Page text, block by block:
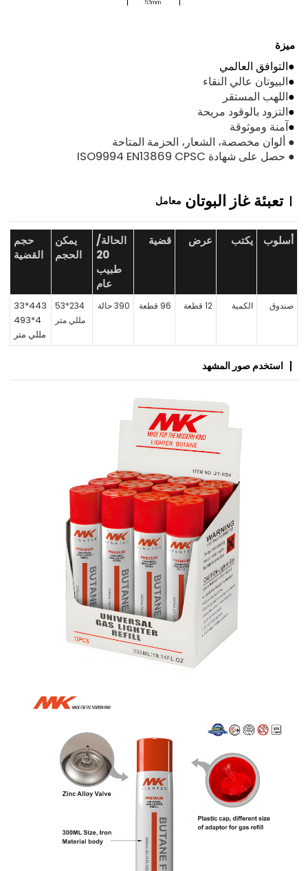
ميزة
●التوافق العالمي
●البيوتان عالي النقاء
●اللهب المستقر
●التزود بالوقود مريحة
●آمنة وموثوقة
● ألوان مخصصة، الشعار، الحزمة المتاحة
● حصل على شهادة ISO9994 EN13869 CPSC
تعبئة غاز البوتان معامل
أسلوب يكتب عرض قضية
الحالة/
20
طبيب
عام
يمكن
الحجم
حجم
القضية
صندوق الكمية 12 قطعة 96 قطعة 390 حالة
234*53
مللي متر
443*33
4*493
مللي متر
استخدم صور المشهد